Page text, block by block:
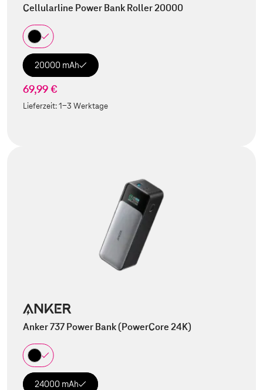
Cellularline Power Bank Roller 20000
20000 mAh
69,99 €
Lieferzeit:1-3 Werktage
Anker 737 Power Bank (PowerCore 24K)
24000 mAh